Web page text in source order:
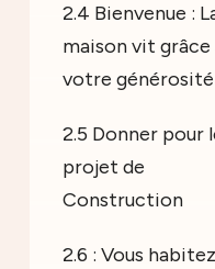
2.4 Bienvenue :
maison vit grâce
votre générosité
2.5 Donner pour
projet de
Construction
2.6 : Vous habitez